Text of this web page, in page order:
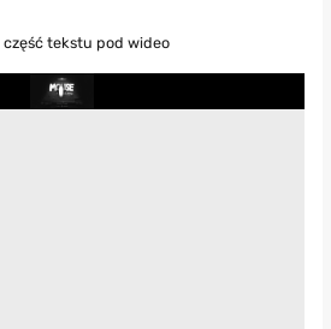
część tekstu pod wideo
Play